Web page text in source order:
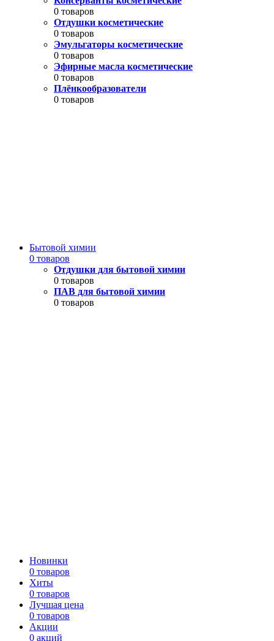
0 товаров
Отдушки косметические
0 товаров
Эмульгаторы косметические
0 товаров
Эфирные масла косметические
0 товаров
Плёнкообразователи
0 товаров
Бытовой химии
0 товаров
Отдушки для бытовой химии
0 товаров
ПАВ для бытовой химии
0 товаров
Новинки
0 товаров
Хиты
0 товаров
Лучшая цена
0 товаров
Акции
0 акций